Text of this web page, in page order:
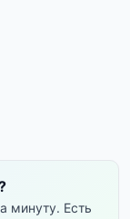
минуту. Есть